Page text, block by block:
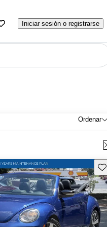
Iniciar sesión o registrarse
Ordenar